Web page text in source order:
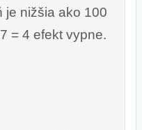
je nižšia ako 100
= 4 efekt vypne.